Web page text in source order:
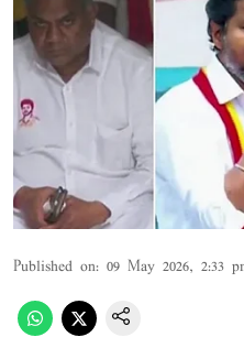
Published on: 09 May 2026, 2:33